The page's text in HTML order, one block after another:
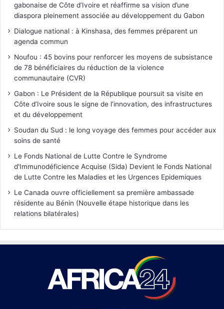
gabonaise de Côte d’Ivoire et réaffirme sa vision d’une
diaspora pleinement associée au développement du Gabon
Dialogue national : à Kinshasa, des femmes préparent un
agenda commun
Noufou : 45 bovins pour renforcer les moyens de subsistance
de 78 bénéficiaires du réduction de la violence
communautaire (CVR)
Gabon : Le Président de la République poursuit sa visite en
Côte d’Ivoire sous le signe de l’innovation, des infrastructures
et du développement
Soudan du Sud : le long voyage des femmes pour accéder aux
soins de santé
Le Fonds National de Lutte Contre le Syndrome
d'Immunodéficience Acquise (Sida) Devient le Fonds National
de Lutte Contre les Maladies et les Urgences Epidemiques
Le Canada ouvre officiellement sa première ambassade
résidente au Bénin (Nouvelle étape historique dans les
relations bilatérales)